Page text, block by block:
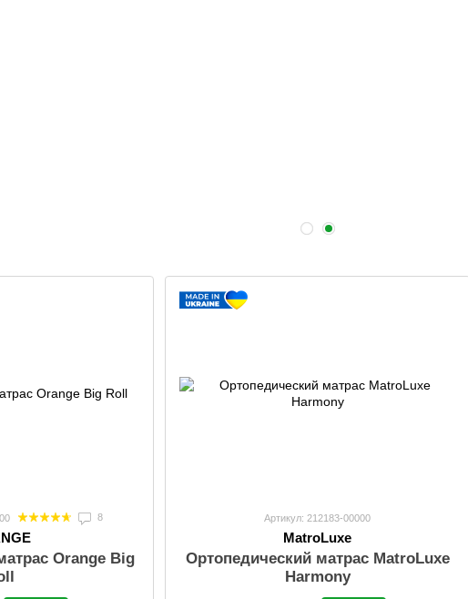
8
Orange Big
Артикул: 212183-00000
MatroLuxe
Ортопедический матрас MatroLuxe
Harmony